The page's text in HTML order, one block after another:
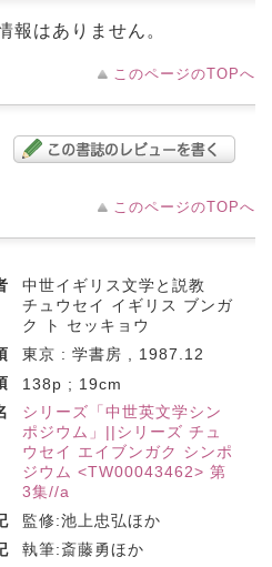
報はありません。
このページのTOPへ
このページのTOPへ
中世イギリス文学と説教
チュウセイ イギリス ブンガ
ク ト セッキョウ
東京 : 学書房 , 1987.12
138p ; 19cm
シリーズ「中世英文学シン
ポジウム」||シリーズ チュ
ウセイ エイブンガク シンポ
ジウム <TW00043462> 第
3集//a
監修:池上忠弘ほか
執筆:斎藤勇ほか